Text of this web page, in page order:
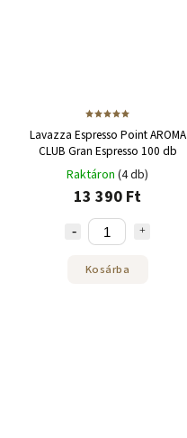
Lavazza Espresso Point AROMA
CLUB Gran Espresso 100 db
Raktáron (4 db)
13 390 Ft
Kosárba